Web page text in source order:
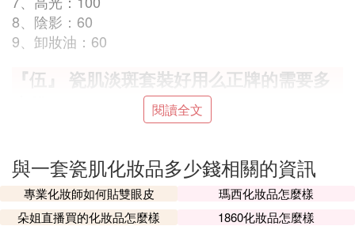
8、陰影：60
9、卸妝油：60
『伍』 瓷肌淡斑套裝好用么正牌的需要多
你調理肌膚的，想了解發私信給我
『陸』 瓷肌化妝品是真的嗎
閱讀全文
與一套瓷肌化妝品多少錢相關的資訊
專業化妝師如何貼雙眼皮
瑪西化妝品怎麼樣
朵姐直播買的化妝品怎麼樣
1860化妝品怎麼樣